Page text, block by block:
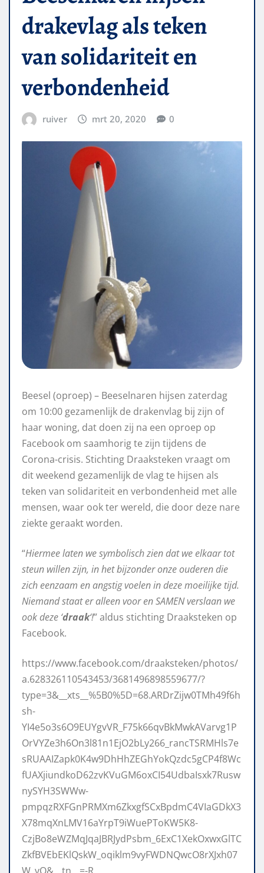
drakevlag als teken
van solidariteit en
verbondenheid
ruiver mrt 20, 2020 0
Beesel (oproep) – Beeselnaren hijsen zaterdag
om 10:00 gezamenlijk de drakenvlag bij zijn of
haar woning, dat doen zij na een oproep op
Facebook om saamhorig te zijn tijdens de
Corona-crisis. Stichting Draaksteken vraagt om
dit weekend gezamenlijk de vlag te hijsen als
teken van solidariteit en verbondenheid met alle
mensen, waar ook ter wereld, die door deze nare
ziekte geraakt worden.
“Hiermee laten we symbolisch zien dat we elkaar tot
steun willen zijn, in het bijzonder onze ouderen die
zich eenzaam en angstig voelen in deze moeilijke tijd.
Niemand staat er alleen voor en SAMEN verslaan we
ook deze ‘draak‘!” aldus stichting Draaksteken op
Facebook.
https://www.facebook.com/draaksteken/photos/
a.628326110543453/3681496898559677/?
type=3&__xts__%5B0%5D=68.ARDrZijw0TMh49f6h
sh-
YI4e5o3s6O9EUYgvVR_F75k66qvBkMwkAVarvg1P
OrVYZe3h6On3l81n1EjO2bLy266_rancTSRMHls7e
sRUAAIZapk0K4w9DhHhZEGhYokQzdc5gCP4f8Wc
fUAXjiundkoD62zvKVuGM6oxCI54UdbaIsxk7Rusw
nySYH3SWWw-
pmpqzRXFGnPRMXm6ZkxgfSCxBpdmC4VIaGDkX3
X78mqXnLMV16aYrpT9iWuePToKW5K8-
CzjBo8eWZMqJqaJBRJydPsbm_6ExC1XekOxwxGlTC
ZkfBVEbEKlQskW_oqiklm9vyFWDNQwcO8rXJxh07